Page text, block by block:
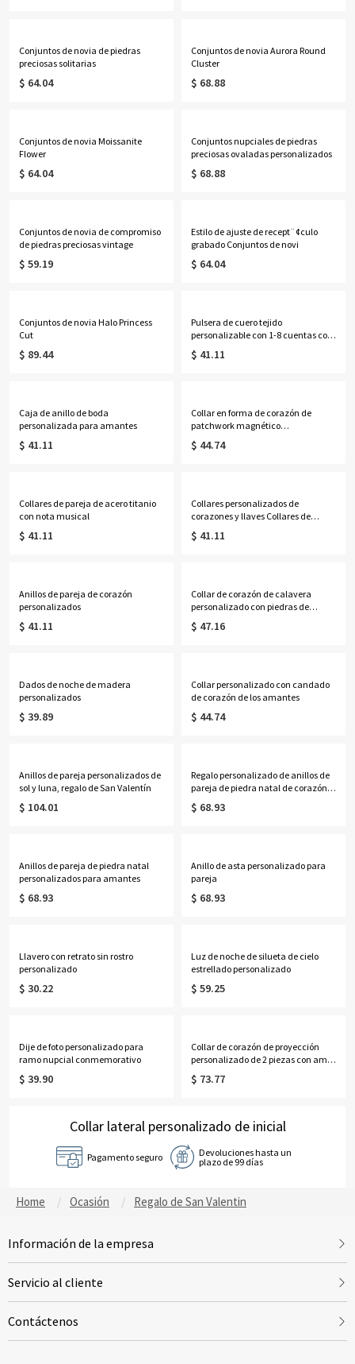
Conjuntos de novia de piedras
preciosas solitarias
$ 64.04
Conjuntos de novia Aurora Round
Cluster
$ 68.88
Conjuntos de novia Moissanite
Flower
$ 64.04
Conjuntos nupciales de piedras
preciosas ovaladas personalizados
$ 68.88
Conjuntos de novia de compromiso
de piedras preciosas vintage
$ 59.19
Estilo de ajuste de recept¨¢culo
grabado Conjuntos de novi
$ 64.04
Conjuntos de novia Halo Princess
Cut
$ 89.44
Pulsera de cuero tejido
personalizable con 1-8 cuentas con
nombre grabado, joyería con
nombre familiar, regalo de
$ 41.11
Caja de anillo de boda
personalizada para amantes
$ 41.11
Collar en forma de corazón de
patchwork magnético
personalizado de 2 piezas
$ 44.74
Collares de pareja de acero titanio
con nota musical
$ 41.11
Collares personalizados de
corazones y llaves Collares de
pareja
$ 41.11
Anillos de pareja de corazón
personalizados
$ 41.11
Collar de corazón de calavera
personalizado con piedras de
nacimiento
$ 47.16
Dados de noche de madera
personalizados
$ 39.89
Collar personalizado con candado
de corazón de los amantes
$ 44.74
Anillos de pareja personalizados de
sol y luna, regalo de San Valentín
$ 104.01
Regalo personalizado de anillos de
pareja de piedra natal de corazón
para amantes
$ 68.93
Anillos de pareja de piedra natal
personalizados para amantes
$ 68.93
Anillo de asta personalizado para
pareja
$ 68.93
Llavero con retrato sin rostro
personalizado
$ 30.22
Luz de noche de silueta de cielo
estrellado personalizado
$ 59.25
Dije de foto personalizado para
ramo nupcial conmemorativo
$ 39.90
Collar de corazón de proyección
personalizado de 2 piezas con amor
en 100 idiomas
$ 73.77
Collar lateral personalizado de inicial
Pagamento seguro
Devoluciones hasta un
plazo de 99 días
Home Ocasión Regalo de San Valentin
Información de la empresa
Servicio al cliente
Contáctenos